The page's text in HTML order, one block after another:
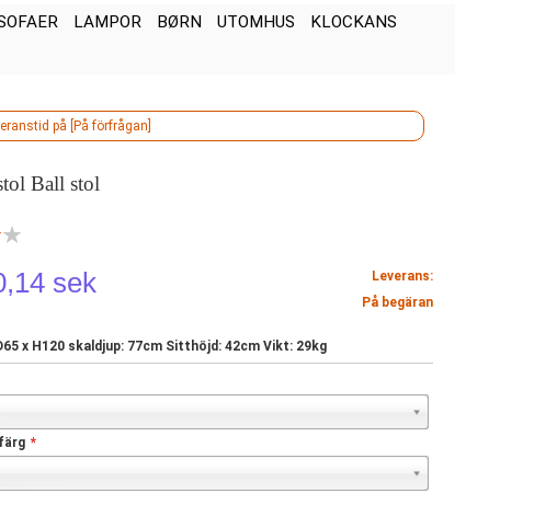
LAMPOR BØRN UTOMHUS
KLOCKANS
på [På förfrågan]
Ball stol
sek
Leverans:
På begäran
x H120 skaldjup: 77cm Sitthöjd: 42cm Vikt: 29kg